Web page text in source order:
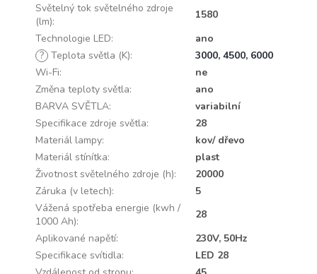
Světelný tok světelného zdroje
(lm):
1580
Technologie LED:
ano
? Teplota světla (K):
3000, 4500, 6000
Wi-Fi:
ne
Změna teploty světla:
ano
BARVA SVĚTLA:
variabilní
Specifikace zdroje světla:
28
Materiál lampy:
kov/ dřevo
Materiál stínítka:
plast
Životnost světelného zdroje (h):
20000
Záruka (v letech):
5
Vážená spotřeba energie (kwh /
1000 Ah):
28
Aplikované napětí:
230V, 50Hz
Specifikace svítidla:
LED 28